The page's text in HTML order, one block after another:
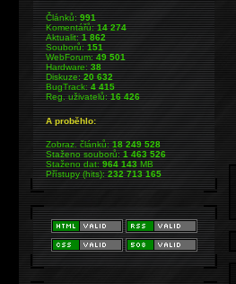
Článků:991
Komentářů:14 274
Aktualit:1 862
Souborů:151
WebForum:49 501
Hardware:38
Diskuze:20 632
BugTrack:4 415
Reg. uživatelů:16 426
A proběhlo:
Zobraz. článků:18 249 528
Staženo souborů:1 463 526
Staženo dat:964 143MB
Přístupy (hits):232 713 165